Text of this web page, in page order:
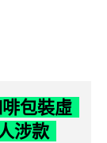
包裝虛
涉款